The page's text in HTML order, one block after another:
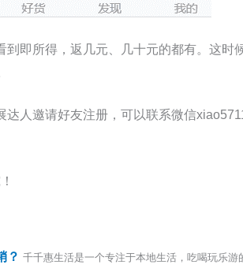
到即所得，返几元、几十元的都有。这
达人邀请好友注册，可以联系微信
？ 千千惠生活是一个专注于本地生活，吃喝玩乐